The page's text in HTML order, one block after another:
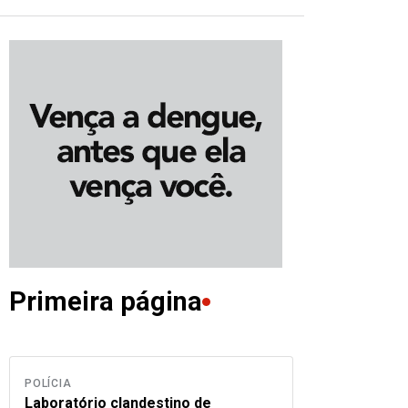
Primeira página
POLÍCIA
Laboratório clandestino de